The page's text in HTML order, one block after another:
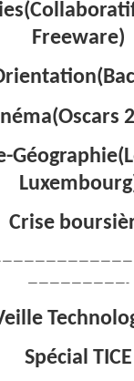
Freeware)
Crise
—————————-
Spécial TICE